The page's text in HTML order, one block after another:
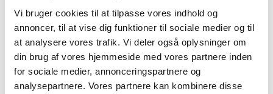
Vi bruger cookies til at tilpasse vores indhold og
annoncer, til at vise dig funktioner til sociale medier og til
at analysere vores trafik. Vi deler også oplysninger om
din brug af vores hjemmeside med vores partnere inden
for sociale medier, annonceringspartnere og
analysepartnere. Vores partnere kan kombinere disse